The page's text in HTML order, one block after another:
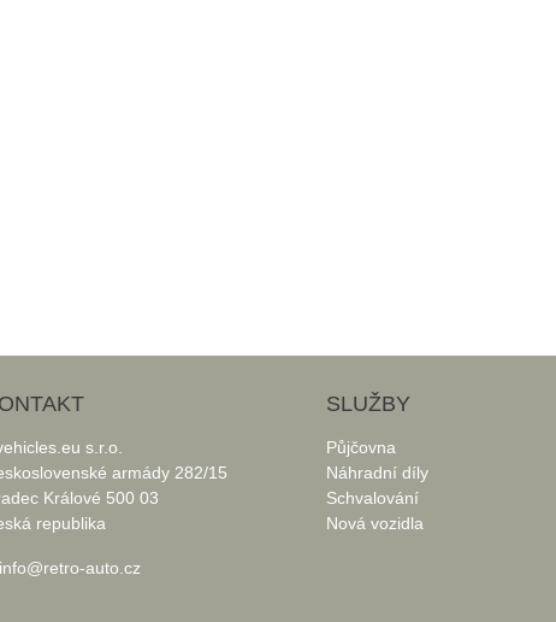
s.r.o.
armády 282/15
Králové 500 03
republika
info@retro-auto.cz
SLUŽBY
Půjčovna
Náhradní díly
Schvalování
Nová vozidla